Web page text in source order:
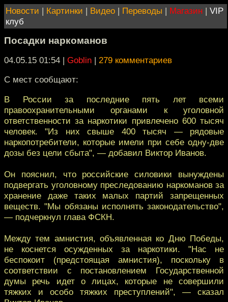
Новости | Картинки | Видео | Переводы | Магазин | VIP
клуб
Посадки наркоманов
04.05.15 01:54 | Goblin | 279 комментариев
С мест сообщают:
В России за последние пять лет всеми
правоохранительными органами к уголовной
ответственности за наркотики привлечено 600 тысяч
человек. "Из них свыше 400 тысяч — рядовые
наркопотребители, которые имели при себе одну-две
дозы без цели сбыта", — добавил Виктор Иванов.
Он пояснил, что российские силовики вынуждены
подвергать уголовному преследованию наркоманов за
хранение даже таких малых партий запрещенных
веществ. "Мы обязаны исполнять законодательство",
— подчеркнул глава ФСКН.
Между тем амнистия, объявленная ко Дню Победы,
не коснется осужденных за наркотики. "Нас не
беспокоит (предстоящая амнистия), поскольку в
соответствии с постановлением Государственной
думы речь идет о лицах, которые не совершили
тяжких и особо тяжких преступлений", — сказал